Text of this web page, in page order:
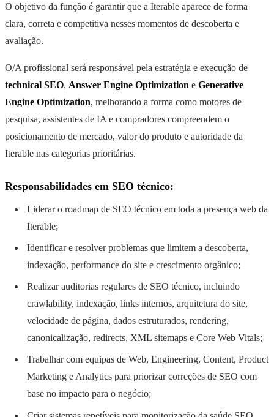
O objetivo da função é garantir que a Iterable aparece de forma
clara, correta e competitiva nesses momentos de descoberta e
avaliação.
O/A profissional será responsável pela estratégia e execução de
technical SEO, Answer Engine Optimization e Generative
Engine Optimization, melhorando a forma como motores de
pesquisa, assistentes de IA e compradores compreendem o
posicionamento de mercado, valor do produto e autoridade da
Iterable nas categorias prioritárias.
Responsabilidades em SEO técnico:
Liderar o roadmap de SEO técnico em toda a presença web da
Iterable;
Identificar e resolver problemas que limitem a descoberta,
indexação, performance do site e crescimento orgânico;
Realizar auditorias regulares de SEO técnico, incluindo
crawlability, indexação, links internos, arquitetura do site,
velocidade de página, dados estruturados, rendering,
canonicalização, redirects, XML sitemaps e Core Web Vitals;
Trabalhar com equipas de Web, Engineering, Content, Product
Marketing e Analytics para priorizar correções de SEO com
base no impacto para o negócio;